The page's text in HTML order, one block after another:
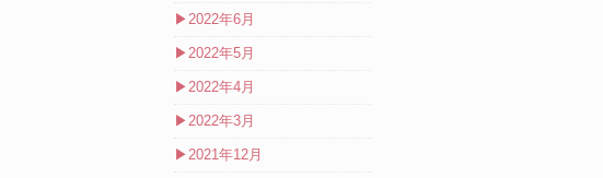
▶2022年6月
▶2022年5月
▶2022年4月
▶2022年3月
▶2021年12月